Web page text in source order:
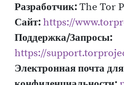
Разработчик:The Tor
Сайт:https://
Поддержка/Запросы:
https://
Электронная почта